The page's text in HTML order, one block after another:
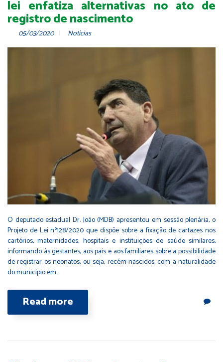
lei enfatiza alternativas no ato de
registro de nascimento
05/03/2020 Notícias
O deputado estadual Dr. João (MDB) apresentou em sessão plenária, o
Projeto de Lei nº128/2020 que dispõe sobre a fixação de cartazes nos
cartórios, maternidades, hospitais e instituições de saúde similares,
informando às gestantes, aos pais e aos familiares sobre a possibilidade
de registrar os neonatos, ou seja, recém-nascidos, com a naturalidade
do município em…
Read more